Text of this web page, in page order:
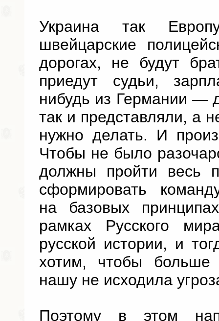
Украина так
швейцарские
дорогах, не будут
приедут судьи,
нибудь из Германии —
так и представляли, а
нужно делать. И
Чтобы не было
должны пройти весь
сформировать
на базовых
рамках Русского
русской истории, и
хотим, чтобы
нашу не исходила
Поэтому в этом